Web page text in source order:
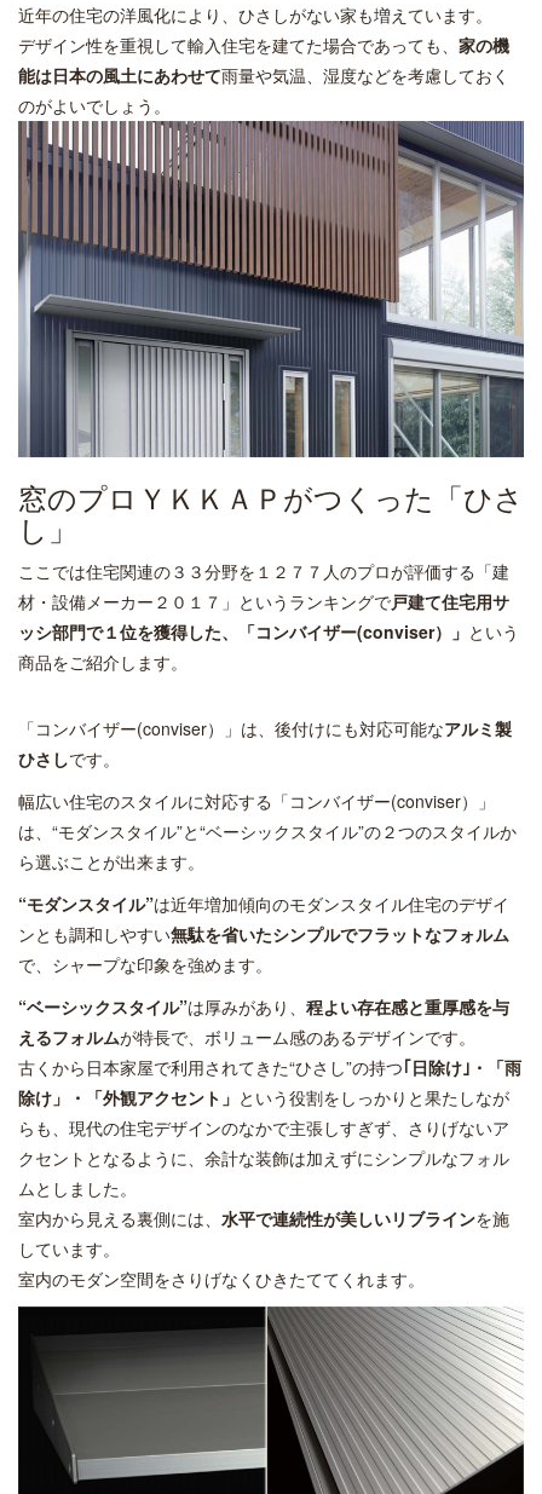
近年の住宅の洋風化により、ひさしがない家も増えています。
デザイン性を重視して輸入住宅を建てた場合であっても、 家の機
能は日本の風土にあわせて雨量や気温、湿度などを考慮しておく
のがよいでしょう。
窓のプロＹＫＫＡＰがつくった「ひさ
し」
ここでは住宅関連の３３分野を１２７７人のプロが評価する「建
材・設備メーカー２０１７」というランキングで戸建て住宅用サ
ッシ部門で１位を獲得した、「コンバイザー(conviser）」 という
商品をご紹介します。
「コンバイザー(conviser）」は、後付けにも対応可能なアルミ製
ひさしです。
幅広い住宅のスタイルに対応する「コンバイザー(conviser）」
は、“モダンスタイル”と“ベーシックスタイル”の２つのスタイルか
ら選ぶことが出来ます。
“モダンスタイル”は近年増加傾向のモダンスタイル住宅のデザイ
ンとも調和しやすい無駄を省いたシンプルでフラットなフォルム
で、シャープな印象を強めます。
“ベーシックスタイル”は厚みがあり、 程よい存在感と重厚感を与
えるフォルムが特長で、ボリューム感のあるデザインです。
古くから日本家屋で利用されてきた“ひさし”の持つ｢日除け｣・「雨
除け」・「外観アクセント」 という役割をしっかりと果たしなが
らも、現代の住宅デザインのなかで主張しすぎず、さりげないア
クセントとなるように、余計な装飾は加えずにシンプルなフォル
ムとしました。
室内から見える裏側には、 水平で連続性が美しいリブラインを施
しています。
室内のモダン空間をさりげなくひきたててくれます。